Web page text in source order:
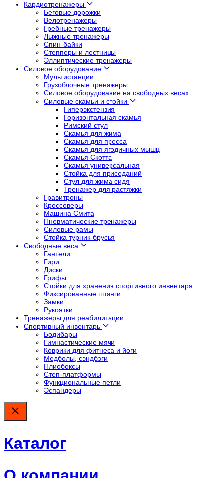
Кардиотренажеры
Беговые дорожки
Велотренажеры
Гребные тренажеры
Лыжные тренажеры
Спин-байки
Степперы и лестницы
Эллиптические тренажеры
Силовое оборудование
Мультистанции
Грузоблочные тренажеры
Силовое оборудование на свободных весах
Силовые скамьи и стойки
Гиперэкстензия
Горизонтальная скамья
Римский стул
Скамья для жима
Скамья для пресса
Скамья для ягодичных мышц
Скамья Скотта
Скамья универсальная
Стойка для приседаний
Стул для жима сидя
Тренажер для растяжки
Гравитроны
Кроссоверы
Машина Смита
Пневматические тренажеры
Силовые рамы
Стойка турник-брусья
Свободные веса
Гантели
Гири
Диски
Грифы
Стойки для хранения спортивного инвентаря
Фиксированные штанги
Замки
Рукоятки
Тренажеры для реабилитации
Спортивный инвентарь
Бодибары
Гимнастические мячи
Коврики для фитнеса и йоги
Медболы, сэндбэги
Плиобоксы
Степ-платформы
Функциональные петли
Эспандеры
Каталог